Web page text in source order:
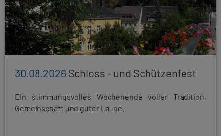
30.08.2026Schloss - und Schützenfest
Ein stimmungsvolles Wochenende voller Tradition,
Gemeinschaft und guter Laune.